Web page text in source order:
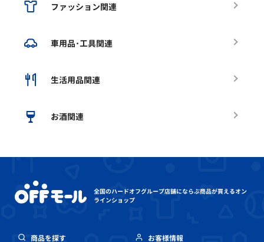
ファッション関連
車用品･工具関連
生活用品関連
お酒関連
全国のハードオフグループ店舗にならぶ商品が買えるオン
ラインショップ
商品を探す お客様情報